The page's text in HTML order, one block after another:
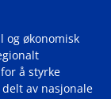
og økonomisk
å styrke
av nasjonale